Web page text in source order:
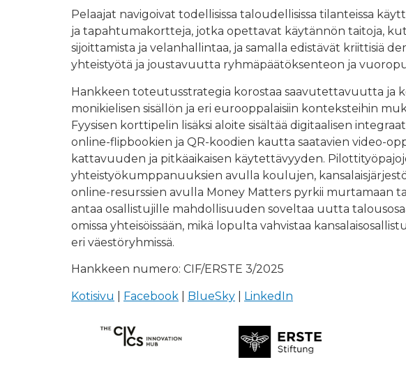
Pelaajat navigoivat todellisissa taloudellisissa tilanteissa
ja tapahtumakortteja, jotka opettavat käytännön taitoja,
sijoittamista ja velanhallintaa, ja samalla edistävät kriittisiä
yhteistyötä ja joustavuutta ryhmäpäätöksenteon ja
Hankkeen toteutusstrategia korostaa saavutettavuutta ja
monikielisen sisällön ja eri eurooppalaisiin konteksteihin
Fyysisen korttipelin lisäksi aloite sisältää digitaalisen
online-flipbookien ja QR-koodien kautta saatavien video-
kattavuuden ja pitkäaikaisen käytettävyyden.
yhteistyökumppanuuksien avulla koulujen,
online-resurssien avulla Money Matters pyrkii murtamaan
antaa osallistujille mahdollisuuden soveltaa uutta
omissa yhteisöissään, mikä lopulta vahvistaa
eri väestöryhmissä.
Hankkeen numero: CIF/ERSTE 3/2025
Kotisivu Facebook BlueSky LinkedIn